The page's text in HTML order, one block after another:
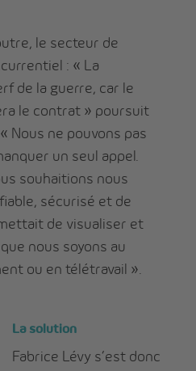
le secteur de
: « La
de la guerre, car le
le contrat » poursuit
Nous ne pouvons pas
un seul appel.
souhaitions nous
sécurisé et de
de visualiser et
nous soyons au
ou en télétravail ».
La solution
Fabrice Lévy s’est donc